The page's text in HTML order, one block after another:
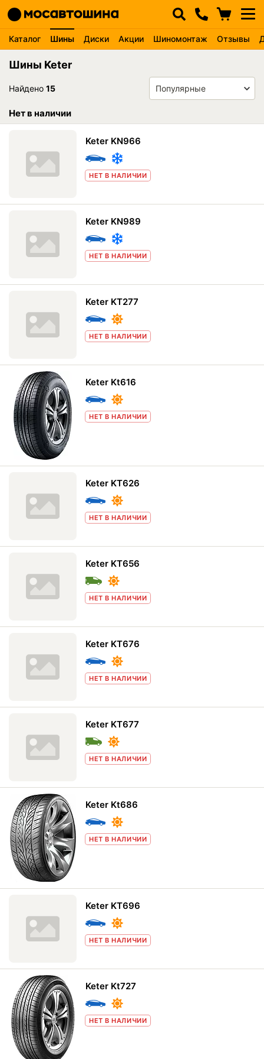
Каталог Шины Диски Акции Шиномонтаж Отзывы
Шины Keter
Найдено 15
Нет в наличии
Keter KN966
НЕТ В НАЛИЧИИ
Keter KN989
НЕТ В НАЛИЧИИ
Keter KT277
НЕТ В НАЛИЧИИ
Keter Kt616
НЕТ В НАЛИЧИИ
Keter KT626
НЕТ В НАЛИЧИИ
Keter KT656
НЕТ В НАЛИЧИИ
Keter KT676
НЕТ В НАЛИЧИИ
Keter KT677
НЕТ В НАЛИЧИИ
Keter Kt686
НЕТ В НАЛИЧИИ
Keter KT696
НЕТ В НАЛИЧИИ
Keter Kt727
НЕТ В НАЛИЧИИ